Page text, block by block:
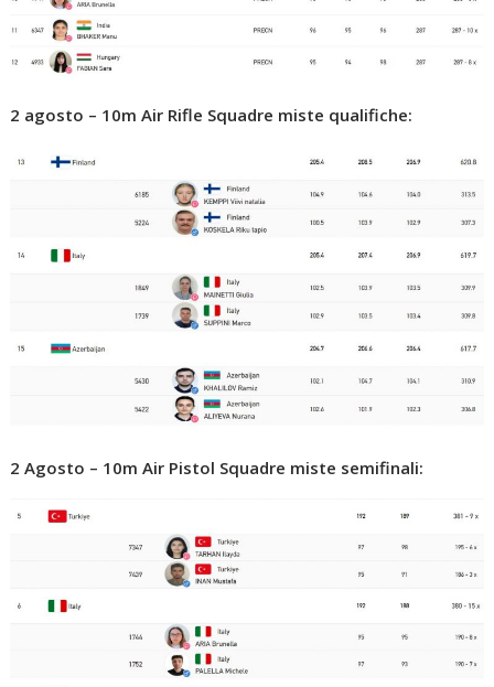
2 agosto – 10m Air Rifle Squadre miste qualifiche:
2 Agosto – 10m Air Pistol Squadre miste semifinali: